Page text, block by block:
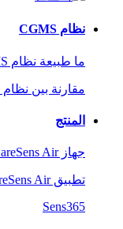
نظام CGMS
ما طبيعة نظام CGMS؟
مقارنة بين نظام CGM وجهاز BGM
المنتج
جهاز CareSens Air
تطبيق CareSens Air
Sens365